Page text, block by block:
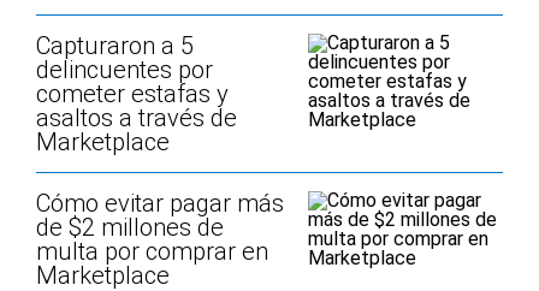
Capturaron a 5
delincuentes por
cometer estafas y
asaltos a través de
Marketplace
Cómo evitar pagar más
de $2 millones de
multa por comprar en
Marketplace